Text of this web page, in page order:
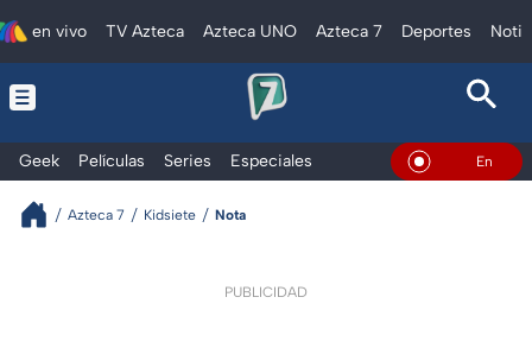
en vivo TV Azteca Azteca UNO Azteca 7 Deportes
Geek Películas Series Especiales En Vivo
Azteca 7 Kidsiete Nota
PUBLICIDAD